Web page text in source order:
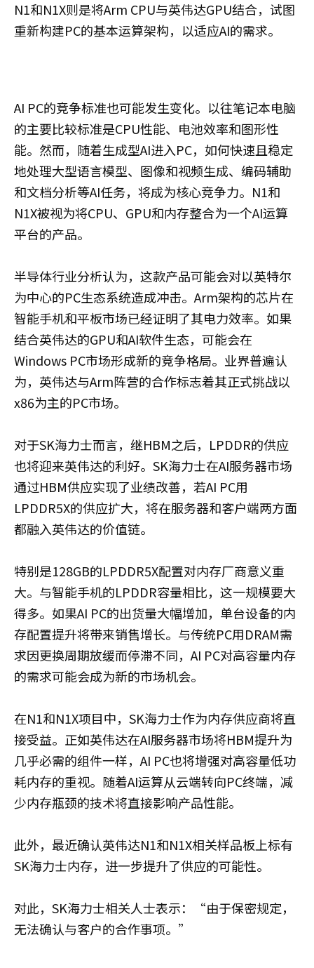
N1和N1X则是将Arm CPU与英伟达GPU结合，试图
重新构建PC的基本运算架构，以适应AI的需求。
AI PC的竞争标准也可能发生变化。以往笔记本电脑
的主要比较标准是CPU性能、电池效率和图形性
能。然而，随着生成型AI进入PC，如何快速且稳定
地处理大型语言模型、图像和视频生成、编码辅助
和文档分析等AI任务，将成为核心竞争力。N1和
N1X被视为将CPU、GPU和内存整合为一个AI运算
平台的产品。
半导体行业分析认为，这款产品可能会对以英特尔
为中心的PC生态系统造成冲击。Arm架构的芯片在
智能手机和平板市场已经证明了其电力效率。如果
结合英伟达的GPU和AI软件生态，可能会在
Windows PC市场形成新的竞争格局。业界普遍认
为，英伟达与Arm阵营的合作标志着其正式挑战以
x86为主的PC市场。
对于SK海力士而言，继HBM之后，LPDDR的供应
也将迎来英伟达的利好。SK海力士在AI服务器市场
通过HBM供应实现了业绩改善，若AI PC用
LPDDR5X的供应扩大，将在服务器和客户端两方面
都融入英伟达的价值链。
特别是128GB的LPDDR5X配置对内存厂商意义重
大。与智能手机的LPDDR容量相比，这一规模要大
得多。如果AI PC的出货量大幅增加，单台设备的内
存配置提升将带来销售增长。与传统PC用DRAM需
求因更换周期放缓而停滞不同，AI PC对高容量内存
的需求可能会成为新的市场机会。
在N1和N1X项目中，SK海力士作为内存供应商将直
接受益。正如英伟达在AI服务器市场将HBM提升为
几乎必需的组件一样，AI PC也将增强对高容量低功
耗内存的重视。随着AI运算从云端转向PC终端，减
少内存瓶颈的技术将直接影响产品性能。
此外，最近确认英伟达N1和N1X相关样品板上标有
SK海力士内存，进一步提升了供应的可能性。
对此，SK海力士相关人士表示：“由于保密规定，
无法确认与客户的合作事项。”